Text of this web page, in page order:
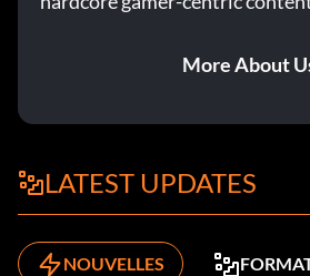
More About
LATEST UPDATES
NOUVELLES